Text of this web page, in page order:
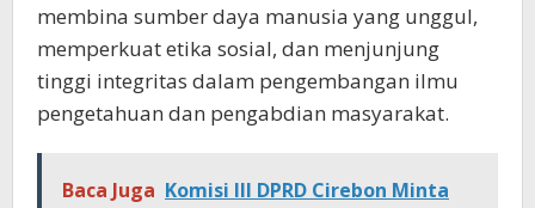
membina sumber daya manusia yang unggul,
memperkuat etika sosial, dan menjunjung
tinggi integritas dalam pengembangan ilmu
pengetahuan dan pengabdian masyarakat.
Baca Juga Komisi III DPRD Cirebon Minta